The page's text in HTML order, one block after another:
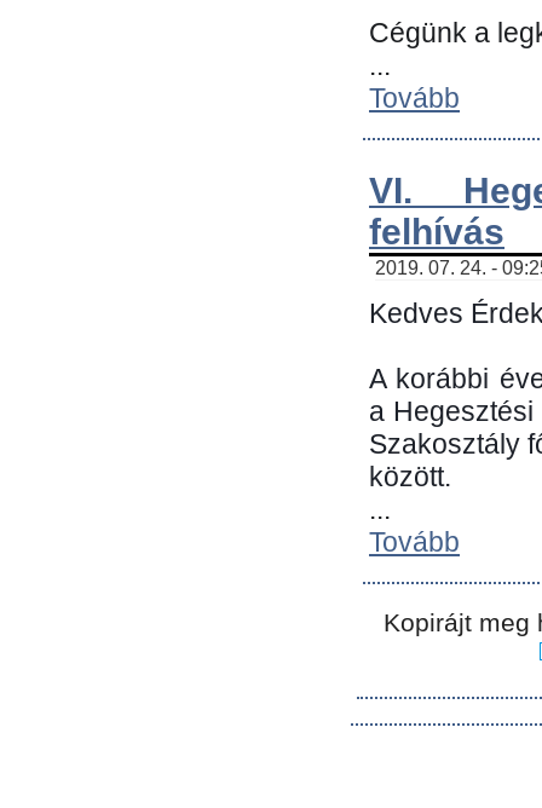
Cégünk a
...
Tovább
VI.
felhívás
2019. 07. 24. -
Kedves
A korábbi
a
Szakosztály
között.
...
Tovább
Kopirájt meg